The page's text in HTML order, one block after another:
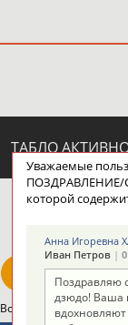
ТАБЛО
ЦЕЛИ ПРОЕКТА
Вопросы
Уважаемые
ПОЗДРАВЛЕНИЕ/
которой
Анна Игоревна
Иван Петров|
Поздравляю
дзюдо! Ваша